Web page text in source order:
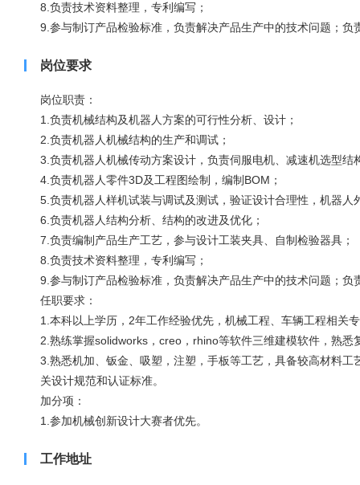
8.负责技术资料整理，专利编写；
9.参与制订产品检验标准，负责解决产品生产中的技术问题；负
岗位要求
岗位职责：
1.负责机械结构及机器人方案的可行性分析、设计；
2.负责机器人机械结构的生产和调试；
3.负责机器人机械传动方案设计，负责伺服电机、减速机选型结
4.负责机器人零件3D及工程图绘制，编制BOM；
5.负责机器人样机试装与调试及测试，验证设计合理性，机器人
6.负责机器人结构分析、结构的改进及优化；
7.负责编制产品生产工艺，参与设计工装夹具、自制检验器具；
8.负责技术资料整理，专利编写；
9.参与制订产品检验标准，负责解决产品生产中的技术问题；负
任职要求：
1.本科以上学历，2年工作经验优先，机械工程、车辆工程相关
2.熟练掌握solidworks，creo，rhino等软件三维建模软件，熟悉
3.熟悉机加、钣金、吸塑，注塑，手板等工艺，具备较高材料
关设计规范和认证标准。
加分项：
1.参加机械创新设计大赛者优先。
工作地址